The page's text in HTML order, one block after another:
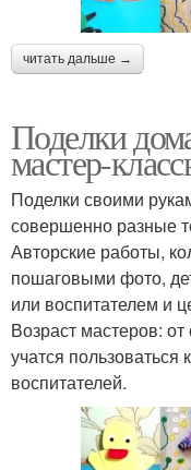
читать дальше →
Поделки
мастер-
Поделки своими
совершенно разные
Авторские работы,
пошаговыми фото,
или воспитателем и
Возраст мастеров:
учатся пользоваться
воспитателей.